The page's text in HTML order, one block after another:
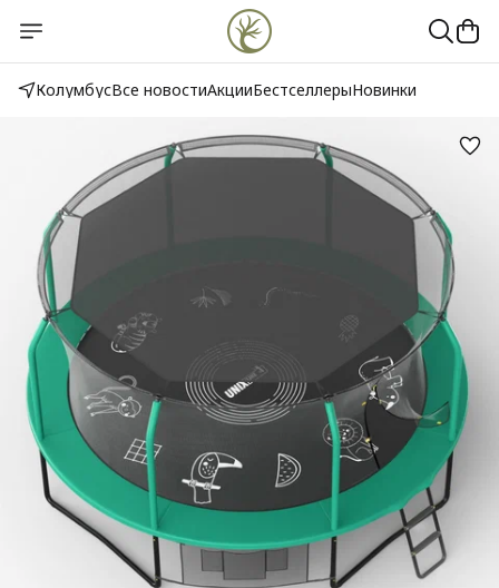
КолумбусВсе новостиАкцииБестселлерыНовинки